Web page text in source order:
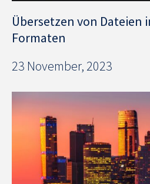
Übersetzen von Dateien
Formaten
23 November, 2023